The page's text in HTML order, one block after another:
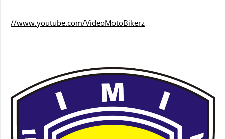
//www.youtube.com/VideoMotoBikerz